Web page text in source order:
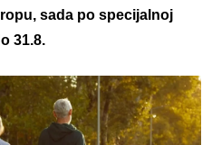
sada po specijalnoj
31.8.